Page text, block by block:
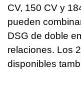
CV, 150 CV y
pueden
DSG de doble
relaciones. Los
disponibles